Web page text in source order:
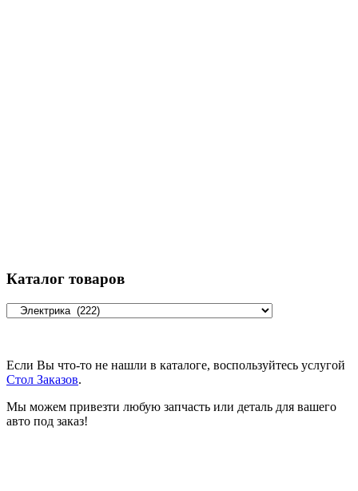
Каталог товаров
Если Вы что-то не нашли в каталоге, воспользуйтесь услугой
Стол Заказов.
Мы можем привезти любую запчасть или деталь для вашего
авто под заказ!